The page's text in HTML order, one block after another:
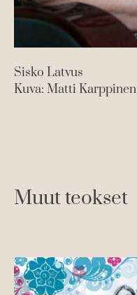
Sisko Latvus
Kuva: Matti Karppinen
Muut teokset